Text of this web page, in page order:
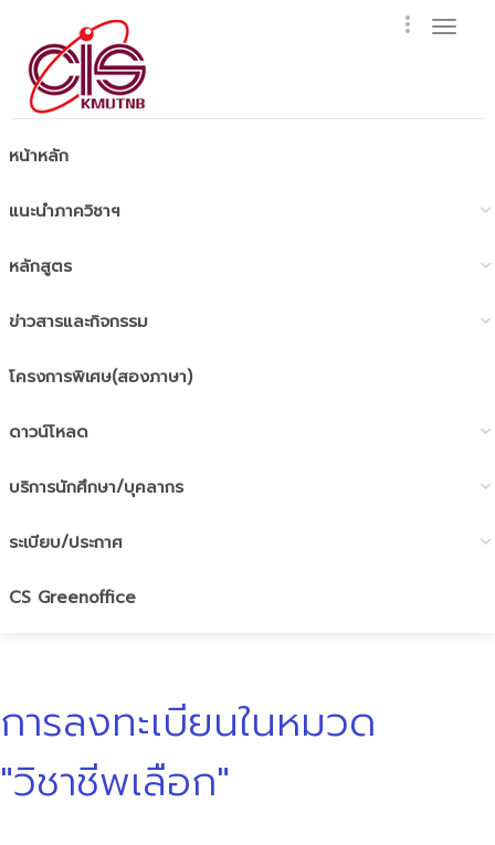
หน้าหลัก
แนะนำภาควิชาฯ
หลักสูตร
ข่าวสารและกิจกรรม
โครงการพิเศษ(สองภาษา)
ดาวน์โหลด
บริการนักศึกษา/บุคลากร
ระเบียบ/ประกาศ
CS Greenoffice
การลงทะเบียนในหมวด
"วิชาชีพเลือก"